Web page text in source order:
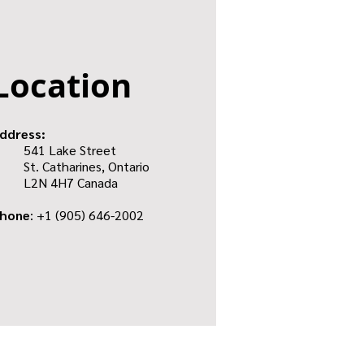
541 Lake Street
St. Catharines, Ontario
L2N 4H7 Canada
: +1 (905) 646-2002